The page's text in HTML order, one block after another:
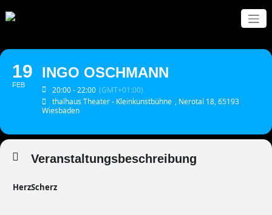
Inhalt
19
FEB
INGO OSCHMANN
20:00 - 22:00 (GMT+01:00)
thalhaus Theater - Kleinkunstbühne , Nerotal 18, 65193
Wiesbaden
Veranstaltungsbeschreibung
HerzScherz